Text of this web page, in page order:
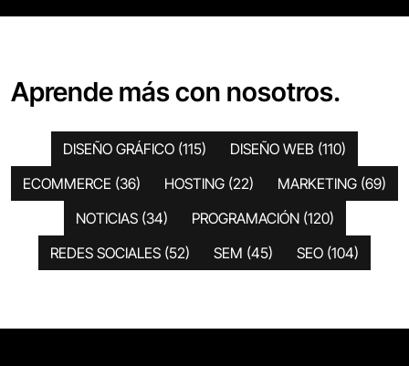
Aprende más con nosotros.
DISEÑO GRÁFICO (115) DISEÑO WEB (110)
ECOMMERCE (36) HOSTING (22) MARKETING (69)
NOTICIAS (34) PROGRAMACIÓN (120)
REDES SOCIALES (52) SEM (45) SEO (104)